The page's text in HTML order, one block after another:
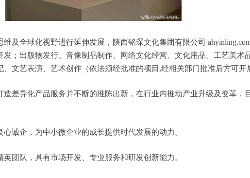
及全球化视野进行延伸发展，陕西铭琛文化集团有限公司
；出版物发行、音像制品制作、网络文化经营、文化用品、工艺美术
文艺表演、艺术创作（依法须经批准的项目,经相关部门批准后方可开
差异化产品服务并不断的推陈出新，在行业内推动产业升级及变革，
诚企，为中小微企业的成长提供时代发展的动力。
团队，具有市场开发、专业服务和研发创新能力。